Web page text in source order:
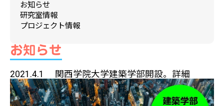
お知らせ
研究室情報
プロジェクト情報
お知らせ
2021.4.1 関西学院大学建築学部開設。 詳細